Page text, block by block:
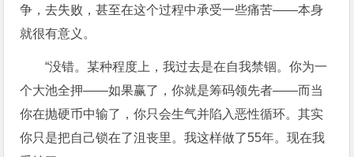
争，去失败，甚至在这个过程中承受一些痛苦——本身
就很有意义。
“没错。某种程度上，我过去是在自我禁锢。你为一
个大池全押——如果赢了，你就是筹码领先者——而当
你在抛硬币中输了，你只会生气并陷入恶性循环。其实
你只是把自己锁在了沮丧里。我这样做了55年。现在我